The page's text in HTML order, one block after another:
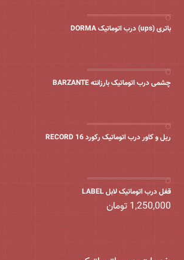
باتری (ups) درب اتوماتیک DORMA
چشمی درب اتوماتیک بارزانته BARZANTE
ریل و کاور درب اتوماتیک رکورد 16 RECORD
قفل درب اتوماتیک لابل LABEL
1,250,000 تومان